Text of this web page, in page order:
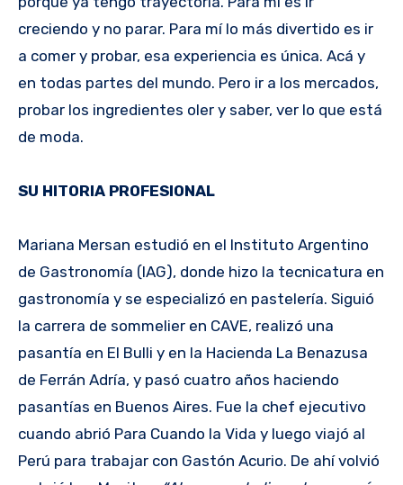
creciendo y no parar. Para mí lo más divertido es ir
a comer y probar, esa experiencia es única. Acá y
en todas partes del mundo. Pero ir a los mercados,
probar los ingredientes oler y saber, ver lo que está
de moda.
SU HITORIA PROFESIONAL
Mariana Mersan estudió en el Instituto Argentino
de Gastronomía (IAG), donde hizo la tecnicatura en
gastronomía y se especializó en pastelería. Siguió
la carrera de sommelier en CAVE, realizó una
pasantía en El Bulli y en la Hacienda La Benazusa
de Ferrán Adría, y pasó cuatro años haciendo
pasantías en Buenos Aires. Fue la chef ejecutivo
cuando abrió Para Cuando la Vida y luego viajó al
Perú para trabajar con Gastón Acurio. De ahí volvió